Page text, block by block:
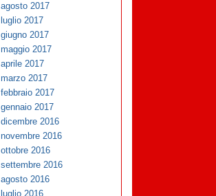
agosto 2017
luglio 2017
giugno 2017
maggio 2017
aprile 2017
marzo 2017
febbraio 2017
gennaio 2017
dicembre 2016
novembre 2016
ottobre 2016
settembre 2016
agosto 2016
luglio 2016